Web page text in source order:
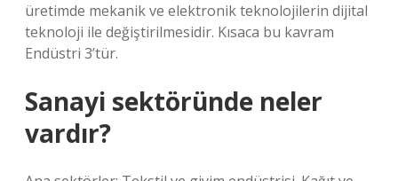
üretimde mekanik ve elektronik teknolojilerin dijital
teknoloji ile değiştirilmesidir. Kısaca bu kavram
Endüstri 3’tür.
Sanayi sektöründe neler
vardır?